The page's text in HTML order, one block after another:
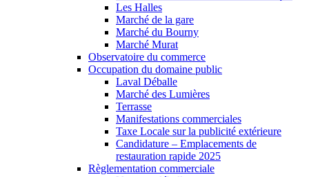
Les Halles
Marché de la gare
Marché du Bourny
Marché Murat
Observatoire du commerce
Occupation du domaine public
Laval Déballe
Marché des Lumières
Terrasse
Manifestations commerciales
Taxe Locale sur la publicité extérieure
Candidature – Emplacements de
restauration rapide 2025
Règlementation commerciale